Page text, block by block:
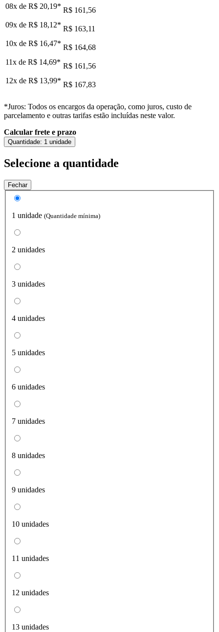
08x de R$ 20,19* R$ 161,56
09x de R$ 18,12* R$ 163,11
10x de R$ 16,47* R$ 164,68
11x de R$ 14,69* R$ 161,56
12x de R$ 13,99* R$ 167,83
*Juros: Todos os encargos da operação, como juros, custo de
parcelamento e outras tarifas estão incluídas neste valor.
Calcular frete e prazo
Quantidade: 1 unidade
Selecione a quantidade
Fechar
1 unidade (Quantidade mínima)
2 unidades
3 unidades
4 unidades
5 unidades
6 unidades
7 unidades
8 unidades
9 unidades
10 unidades
11 unidades
12 unidades
13 unidades